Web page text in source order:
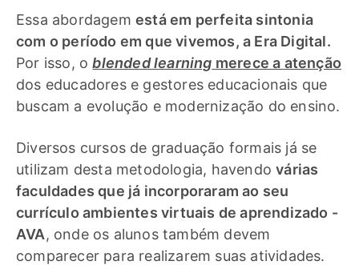
Essa abordagem está em perfeita sintonia
com o período em que vivemos, a Era Digital.
Por isso, oblended learning merece a atenção
dos educadores e gestores educacionais que
buscam a evolução e modernização do ensino.
Diversos cursos de graduação formais já se
utilizam desta metodologia, havendovárias
faculdades que já incorporaram ao seu
currículo ambientes virtuais de aprendizado -
AVA, onde os alunos também devem
comparecer para realizarem suas atividades.